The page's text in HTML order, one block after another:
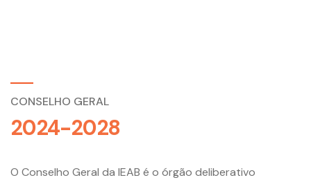
CONSELHO GERAL
2024-2028
O Conselho Geral da IEAB é o órgão deliberativo